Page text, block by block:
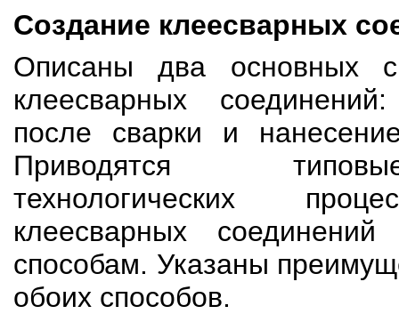
Создание клеесварных
Описаны два основных
клеесварных
после сварки и
Приводятся
технологических
клеесварных
способам. Указаны
обоих способов.